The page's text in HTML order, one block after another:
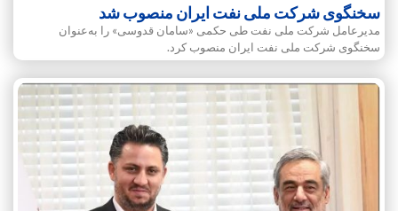
سخنگوی شرکت ملی نفت ایران منصوب شد
مدیرعامل شرکت ملی نفت طی حکمی «سامان قدوسی» را به‌عنوان
سخنگوی شرکت ملی نفت ایران منصوب کرد.